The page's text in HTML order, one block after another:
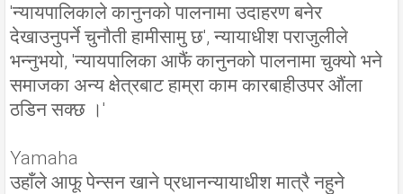
'न्यायपालिकाले कानुनको पालनामा उदाहरण बनेर
देखाउनुपर्ने चुनौती हामीसामु छ', न्यायाधीश पराजुलीले
भन्नुभयो, 'न्यायपालिका आफैं कानुनको पालनामा चुक्यो भने
समाजका अन्य क्षेत्रबाट हाम्रा काम कारबाहीउपर औंला
ठडिन सक्छ ।'
Yamaha
उहाँले आफू पेन्सन खाने प्रधानन्यायाधीश मात्रै नहुने